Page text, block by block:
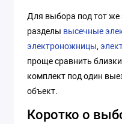
Для выбора под тот же
разделы высечные
электроножницы,
проще сравнить
комплект под один
объект.
Коротко о